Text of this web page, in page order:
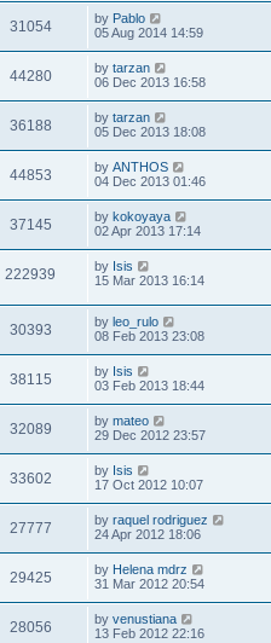
31054 by Pablo
05 Aug 2014 14:59
44280 by tarzan
06 Dec 2013 16:58
36188 by tarzan
05 Dec 2013 18:08
44853 by ANTHOS
04 Dec 2013 01:46
37145 by kokoyaya
02 Apr 2013 17:14
222939 by Isis
15 Mar 2013 16:14
30393 by leo_rulo
08 Feb 2013 23:08
38115 by Isis
03 Feb 2013 18:44
32089 by mateo
29 Dec 2012 23:57
33602 by Isis
17 Oct 2012 10:07
27777 by raquel rodriguez
24 Apr 2012 18:06
29425 by Helena mdrz
31 Mar 2012 20:54
28056 by venustiana
13 Feb 2012 22:16